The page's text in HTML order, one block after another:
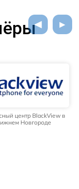
центр BlackView в
Новгороде